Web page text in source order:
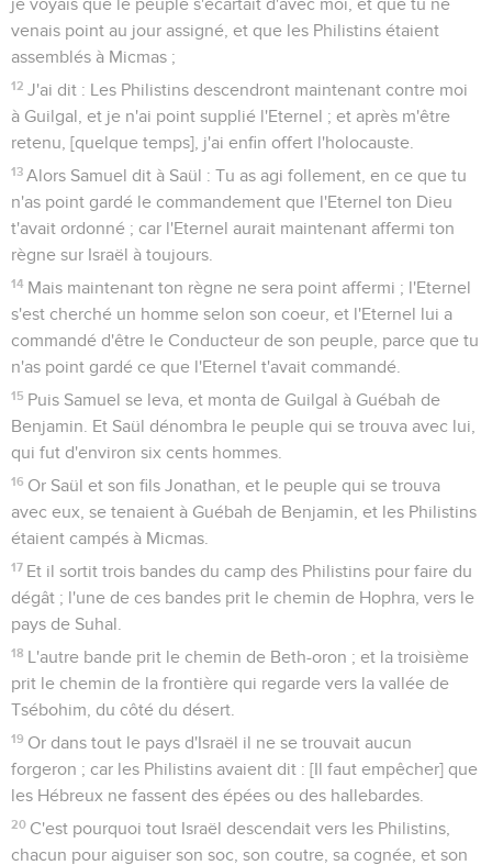
je voyais que le peuple s'écartait d'avec moi, et que tu ne
venais point au jour assigné, et que les Philistins étaient
assemblés à Micmas ;
12 J'ai dit : Les Philistins descendront maintenant contre moi
à Guilgal, et je n'ai point supplié l'Eternel ; et après m'être
retenu, [quelque temps], j'ai enfin offert l'holocauste.
13 Alors Samuel dit à Saül : Tu as agi follement, en ce que tu
n'as point gardé le commandement que l'Eternel ton Dieu
t'avait ordonné ; car l'Eternel aurait maintenant affermi ton
règne sur Israël à toujours.
14 Mais maintenant ton règne ne sera point affermi ; l'Eternel
s'est cherché un homme selon son coeur, et l'Eternel lui a
commandé d'être le Conducteur de son peuple, parce que tu
n'as point gardé ce que l'Eternel t'avait commandé.
15 Puis Samuel se leva, et monta de Guilgal à Guébah de
Benjamin. Et Saül dénombra le peuple qui se trouva avec lui,
qui fut d'environ six cents hommes.
16 Or Saül et son fils Jonathan, et le peuple qui se trouva
avec eux, se tenaient à Guébah de Benjamin, et les Philistins
étaient campés à Micmas.
17 Et il sortit trois bandes du camp des Philistins pour faire du
dégât ; l'une de ces bandes prit le chemin de Hophra, vers le
pays de Suhal.
18 L'autre bande prit le chemin de Beth-oron ; et la troisième
prit le chemin de la frontière qui regarde vers la vallée de
Tsébohim, du côté du désert.
19 Or dans tout le pays d'Israël il ne se trouvait aucun
forgeron ; car les Philistins avaient dit : [Il faut empêcher] que
les Hébreux ne fassent des épées ou des hallebardes.
20 C'est pourquoi tout Israël descendait vers les Philistins,
chacun pour aiguiser son soc, son coutre, sa cognée, et son